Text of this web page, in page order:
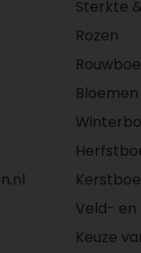
Sterkte
Rozen
Veld-
Keuze